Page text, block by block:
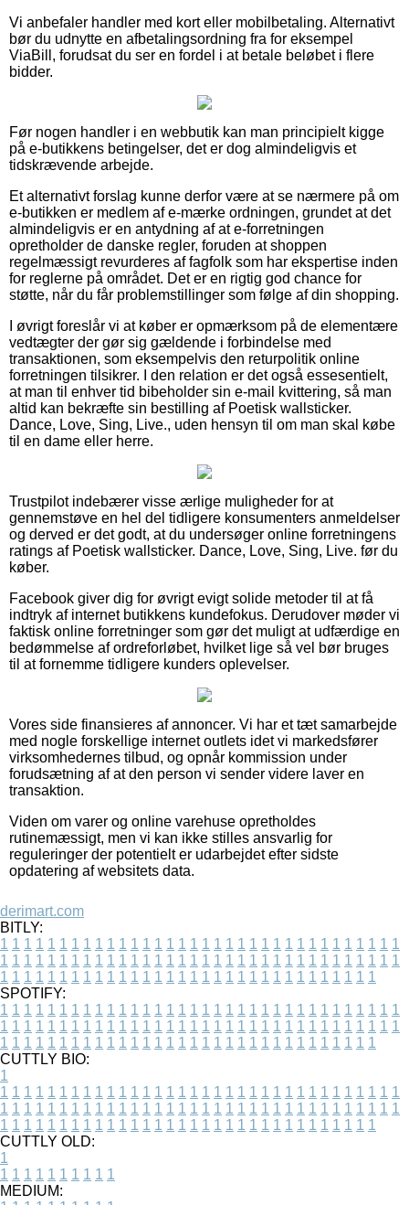
Vi anbefaler handler med kort eller mobilbetaling. Alternativt
bør du udnytte en afbetalingsordning fra for eksempel
ViaBill, forudsat du ser en fordel i at betale beløbet i flere
bidder.
Før nogen handler i en webbutik kan man principielt kigge
på e-butikkens betingelser, det er dog almindeligvis et
tidskrævende arbejde.
Et alternativt forslag kunne derfor være at se nærmere på om
e-butikken er medlem af e-mærke ordningen, grundet at det
almindeligvis er en antydning af at e-forretningen
opretholder de danske regler, foruden at shoppen
regelmæssigt revurderes af fagfolk som har ekspertise inden
for reglerne på området. Det er en rigtig god chance for
støtte, når du får problemstillinger som følge af din shopping.
I øvrigt foreslår vi at køber er opmærksom på de elementære
vedtægter der gør sig gældende i forbindelse med
transaktionen, som eksempelvis den returpolitik online
forretningen tilsikrer. I den relation er det også essesentielt,
at man til enhver tid bibeholder sin e-mail kvittering, så man
altid kan bekræfte sin bestilling af Poetisk wallsticker.
Dance, Love, Sing, Live., uden hensyn til om man skal købe
til en dame eller herre.
Trustpilot indebærer visse ærlige muligheder for at
gennemstøve en hel del tidligere konsumenters anmeldelser
og derved er det godt, at du undersøger online forretningens
ratings af Poetisk wallsticker. Dance, Love, Sing, Live. før du
køber.
Facebook giver dig for øvrigt evigt solide metoder til at få
indtryk af internet butikkens kundefokus. Derudover møder vi
faktisk online forretninger som gør det muligt at udfærdige en
bedømmelse af ordreforløbet, hvilket lige så vel bør bruges
til at fornemme tidligere kunders oplevelser.
Vores side finansieres af annoncer. Vi har et tæt samarbejde
med nogle forskellige internet outlets idet vi markedsfører
virksomhedernes tilbud, og opnår kommission under
forudsætning af at den person vi sender videre laver en
transaktion.
Viden om varer og online varehuse opretholdes
rutinemæssigt, men vi kan ikke stilles ansvarlig for
reguleringer der potentielt er udarbejdet efter sidste
opdatering af websitets data.
derimart.com
BITLY:
1 1 1 1 1 1 1 1 1 1 1 1 1 1 1 1 1 1 1 1 1 1 1 1 1 1 1 1 1 1 1 1 1 1
1 1 1 1 1 1 1 1 1 1 1 1 1 1 1 1 1 1 1 1 1 1 1 1 1 1 1 1 1 1 1 1 1 1
1 1 1 1 1 1 1 1 1 1 1 1 1 1 1 1 1 1 1 1 1 1 1 1 1 1 1 1 1 1 1 1
SPOTIFY:
1 1 1 1 1 1 1 1 1 1 1 1 1 1 1 1 1 1 1 1 1 1 1 1 1 1 1 1 1 1 1 1 1 1
1 1 1 1 1 1 1 1 1 1 1 1 1 1 1 1 1 1 1 1 1 1 1 1 1 1 1 1 1 1 1 1 1 1
1 1 1 1 1 1 1 1 1 1 1 1 1 1 1 1 1 1 1 1 1 1 1 1 1 1 1 1 1 1 1 1
CUTTLY BIO:
1
1 1 1 1 1 1 1 1 1 1 1 1 1 1 1 1 1 1 1 1 1 1 1 1 1 1 1 1 1 1 1 1 1 1
1 1 1 1 1 1 1 1 1 1 1 1 1 1 1 1 1 1 1 1 1 1 1 1 1 1 1 1 1 1 1 1 1 1
1 1 1 1 1 1 1 1 1 1 1 1 1 1 1 1 1 1 1 1 1 1 1 1 1 1 1 1 1 1 1 1
CUTTLY OLD:
1
1 1 1 1 1 1 1 1 1 1
MEDIUM: